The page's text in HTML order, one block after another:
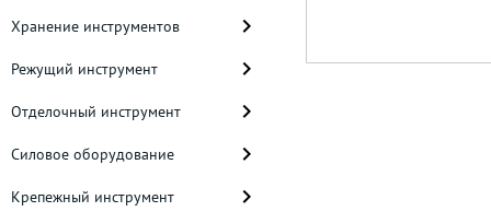
Хранение инструментов
Режущий инструмент
Отделочный инструмент
Силовое оборудование
Крепежный инструмент